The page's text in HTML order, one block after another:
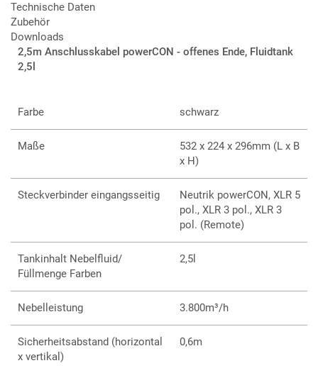
Technische Daten
Zubehör
Downloads
2,5m Anschlusskabel powerCON - offenes Ende, Fluidtank
2,5l
Farbe schwarz
Maße
532 x 224 x 296mm (L x B
x H)
Steckverbinder eingangsseitig
Neutrik powerCON, XLR 5
pol., XLR 3 pol., XLR 3
pol. (Remote)
Tankinhalt Nebelfluid/
Füllmenge Farben
2,5l
Nebelleistung 3.800m³/h
Sicherheitsabstand (horizontal
x vertikal)
0,6m